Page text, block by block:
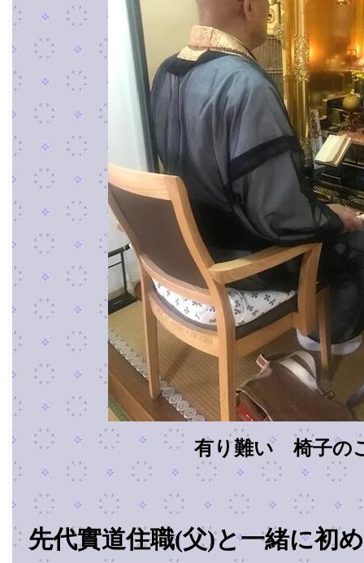
有り難い 椅子の
先代實道住職(父)と一緒に初